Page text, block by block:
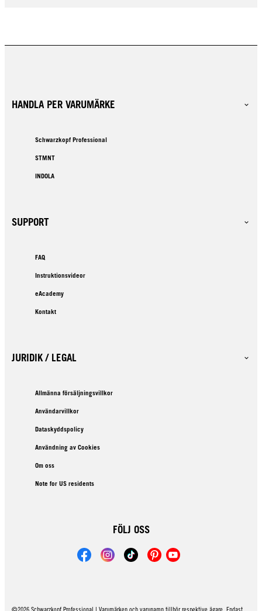
HANDLA PER VARUMÄRKE
Schwarzkopf Professional
STMNT
INDOLA
SUPPORT
FAQ
Instruktionsvideor
eAcademy
Kontakt
JURIDIK / LEGAL
Allmänna försäljningsvillkor
Användarvillkor
Dataskyddspolicy
Användning av Cookies
Om oss
Note for US residents
FÖLJ OSS